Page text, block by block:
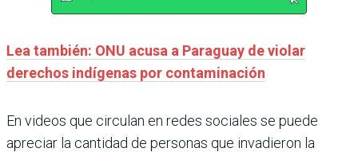
Lea también: ONU acusa a Paraguay de violar
derechos indígenas por contaminación
En videos que circulan en redes sociales se puede
apreciar la cantidad de personas que invadieron la